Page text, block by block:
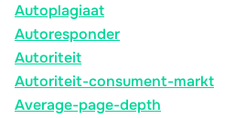
Autoplagiaat
Autoresponder
Autoriteit
Autoriteit-consument-markt
Average-page-depth